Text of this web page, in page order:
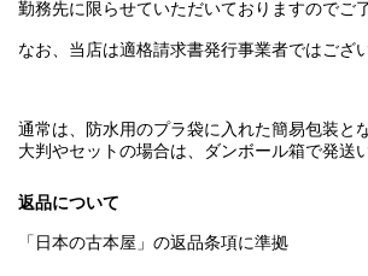
勤務先に限らせていただいておりますのでご
なお、当店は適格請求書発行事業者ではござ
通常は、防水用のプラ袋に入れた簡易包装と
大判やセットの場合は、ダンボール箱で発送
返品について
「日本の古本屋」の返品条項に準拠